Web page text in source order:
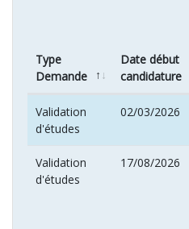
Type
Demande
Date début
candidature
Validation
d'études
02/03/2026
Validation
d'études
17/08/2026